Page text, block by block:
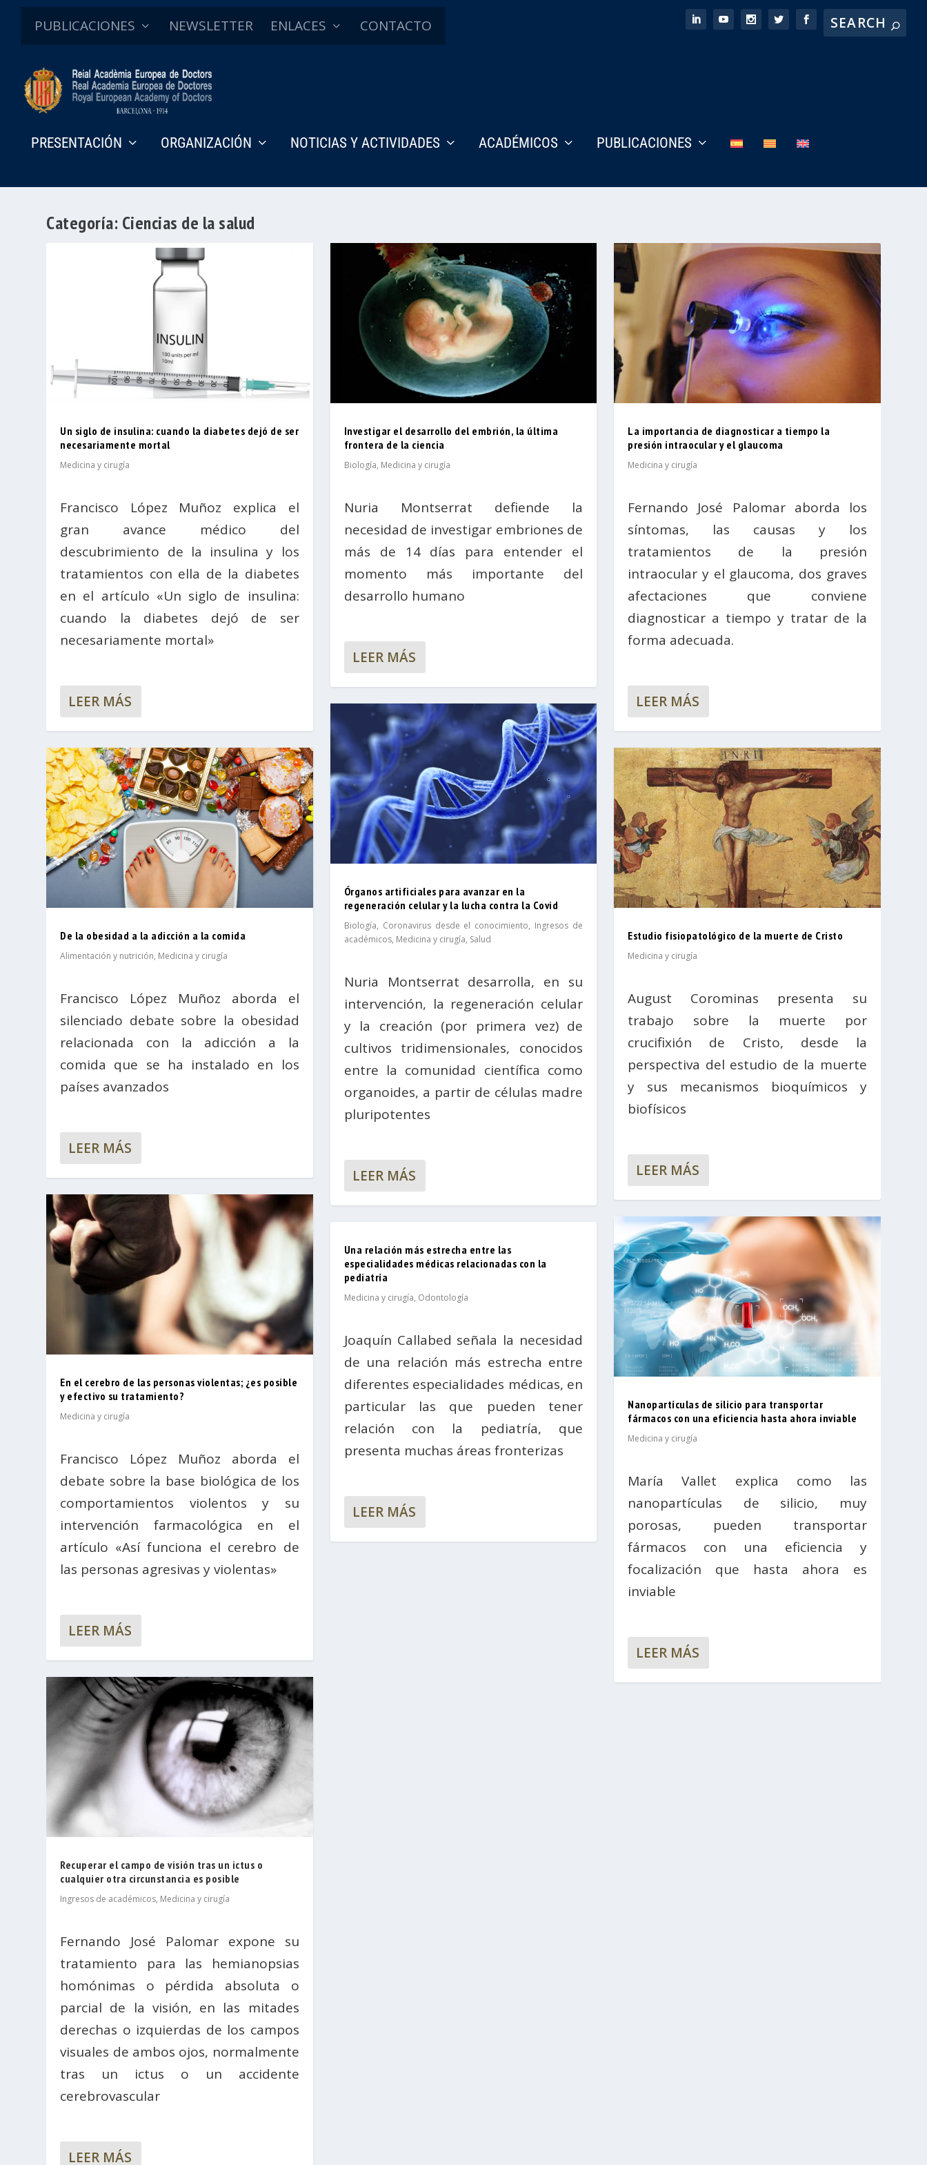
PUBLICACIONES NEWSLETTER ENLACES CONTACTO
PRESENTACIÓN ORGANIZACIÓN NOTICIAS Y ACTIVIDADES ACADÉMICOS PUBLICACIONES
Categoría: Ciencias de la salud
Un siglo de insulina: cuando la diabetes dejó de ser
necesariamente mortal
Medicina y cirugía
Francisco López Muñoz explica el
gran avance médico del
descubrimiento de la insulina y los
tratamientos con ella de la diabetes
en el artículo «Un siglo de insulina:
cuando la diabetes dejó de ser
necesariamente mortal»
LEER MÁS
De la obesidad a la adicción a la comida
Alimentación y nutrición, Medicina y cirugía
Francisco López Muñoz aborda el
silenciado debate sobre la obesidad
relacionada con la adicción a la
comida que se ha instalado en los
países avanzados
LEER MÁS
En el cerebro de las personas violentas; ¿es posible
y efectivo su tratamiento?
Medicina y cirugía
Francisco López Muñoz aborda el
debate sobre la base biológica de los
comportamientos violentos y su
intervención farmacológica en el
artículo «Así funciona el cerebro de
las personas agresivas y violentas»
LEER MÁS
Recuperar el campo de visión tras un ictus o
cualquier otra circunstancia es posible
Ingresos de académicos, Medicina y cirugía
Fernando José Palomar expone su
tratamiento para las hemianopsias
homónimas o pérdida absoluta o
parcial de la visión, en las mitades
derechas o izquierdas de los campos
visuales de ambos ojos, normalmente
tras un ictus o un accidente
cerebrovascular
LEER MÁS
Investigar el desarrollo del embrión, la última
frontera de la ciencia
Biología, Medicina y cirugía
Nuria Montserrat defiende la
necesidad de investigar embriones de
más de 14 días para entender el
momento más importante del
desarrollo humano
LEER MÁS
Órganos artificiales para avanzar en la
regeneración celular y la lucha contra la Covid
Biología, Coronavirus desde el conocimiento, Ingresos de
académicos, Medicina y cirugía, Salud
Nuria Montserrat desarrolla, en su
intervención, la regeneración celular
y la creación (por primera vez) de
cultivos tridimensionales, conocidos
entre la comunidad científica como
organoides, a partir de células madre
pluripotentes
LEER MÁS
Una relación más estrecha entre las
especialidades médicas relacionadas con la
pediatría
Medicina y cirugía, Odontología
Joaquín Callabed señala la necesidad
de una relación más estrecha entre
diferentes especialidades médicas, en
particular las que pueden tener
relación con la pediatría, que
presenta muchas áreas fronterizas
LEER MÁS
La importancia de diagnosticar a tiempo la
presión intraocular y el glaucoma
Medicina y cirugía
Fernando José Palomar aborda los
síntomas, las causas y los
tratamientos de la presión
intraocular y el glaucoma, dos graves
afectaciones que conviene
diagnosticar a tiempo y tratar de la
forma adecuada.
LEER MÁS
Estudio fisiopatológico de la muerte de Cristo
Medicina y cirugía
August Corominas presenta su
trabajo sobre la muerte por
crucifixión de Cristo, desde la
perspectiva del estudio de la muerte
y sus mecanismos bioquímicos y
biofísicos
LEER MÁS
Nanopartículas de silicio para transportar
fármacos con una eficiencia hasta ahora inviable
Medicina y cirugía
María Vallet explica como las
nanopartículas de silicio, muy
porosas, pueden transportar
fármacos con una eficiencia y
focalización que hasta ahora es
inviable
LEER MÁS